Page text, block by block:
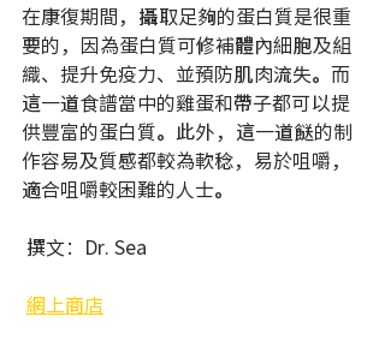
在康復期間，攝取足夠的蛋白質是很重
要的，因為蛋白質可修補體內細胞及組
織、提升免疫力、並預防肌肉流失。而
這一道食譜當中的雞蛋和帶子都可以提
供豐富的蛋白質。此外，這一道餸的制
作容易及質感都較為軟稔，易於咀嚼，
適合咀嚼較困難的人士。
撰文：Dr. Sea
網上商店